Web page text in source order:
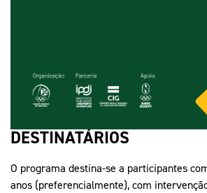
DESTINATÁRIOS
O programa destina-se a participantes
anos (preferencialmente), com